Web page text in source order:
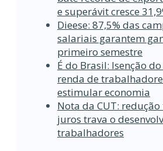
e superávit cresce
Dieese: 87,5% das
salariais garantem
primeiro semestre
É do Brasil: Isenção
renda de
estimular economia
Nota da CUT:
juros trava o
trabalhadores